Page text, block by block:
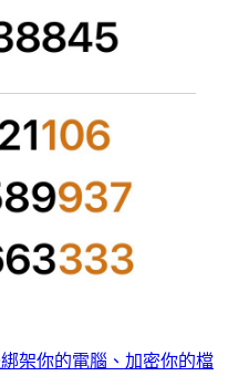
架你的電腦、加密你的檔